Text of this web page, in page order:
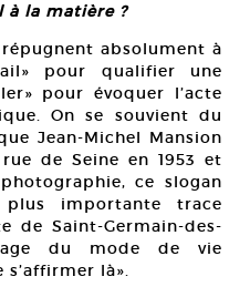
à la matière ?
absolument à
pour qualifier une
pour évoquer l’acte
On se souvient du
Jean-Michel Mansion
de Seine en 1953 et
ce slogan
importante trace
de Saint-Germain-des-
du mode de vie
là».